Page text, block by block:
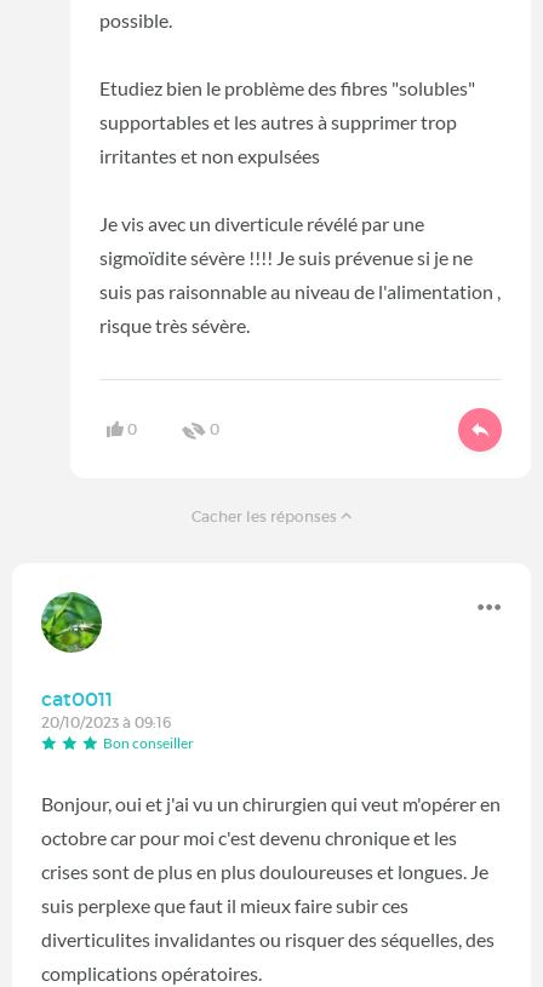
possible.
Etudiez bien le problème des fibres "solubles"
supportables et les autres à supprimer trop
irritantes et non expulsées
Je vis avec un diverticule révélé par une
sigmoïdite sévère !!!! Je suis prévenue si je ne
suis pas raisonnable au niveau de l'alimentation ,
risque très sévère.
0 0
Cacher les réponses
cat0011
20/10/2023 à 09:16
Bon conseiller
Bonjour, oui et j'ai vu un chirurgien qui veut m'opérer en
octobre car pour moi c'est devenu chronique et les
crises sont de plus en plus douloureuses et longues. Je
suis perplexe que faut il mieux faire subir ces
diverticulites invalidantes ou risquer des séquelles, des
complications opératoires.